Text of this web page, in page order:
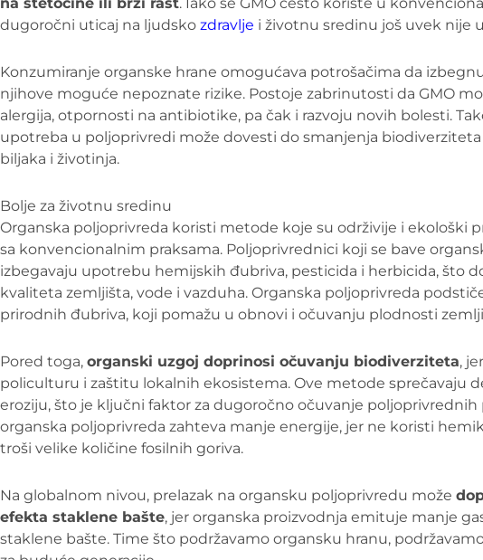
na štetočine ili brži rast. Iako se GMO često koriste u
dugoročni uticaj na ljudsko zdravlje i životnu sredinu još uvek nije
Konzumiranje organske hrane omogućava potrošačima da
njihove moguće nepoznate rizike. Postoje zabrinutosti da GMO
alergija, otpornosti na antibiotike, pa čak i razvoju novih bolesti.
upotreba u poljoprivredi može dovesti do smanjenja
biljaka i životinja.
Bolje za životnu sredinu
Organska poljoprivreda koristi metode koje su održivije i ekološki
sa konvencionalnim praksama. Poljoprivrednici koji se bave
izbegavaju upotrebu hemijskih đubriva, pesticida i herbicida, što
kvaliteta zemljišta, vode i vazduha. Organska poljoprivreda
prirodnih đubriva, koji pomažu u obnovi i očuvanju plodnosti
Pored toga, organski uzgoj doprinosi očuvanju biodiverziteta,
policulturu i zaštitu lokalnih ekosistema. Ove metode sprečavaju
eroziju, što je ključni faktor za dugoročno očuvanje poljoprivrednih
organska poljoprivreda zahteva manje energije, jer ne koristi
troši velike količine fosilnih goriva.
Na globalnom nivou, prelazak na organsku poljoprivredu može
efekta staklene bašte, jer organska proizvodnja emituje manje
staklene bašte. Time što podržavamo organsku hranu,